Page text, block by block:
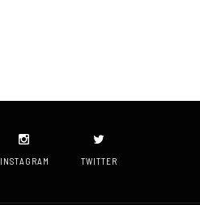
INSTAGRAM TWITTER